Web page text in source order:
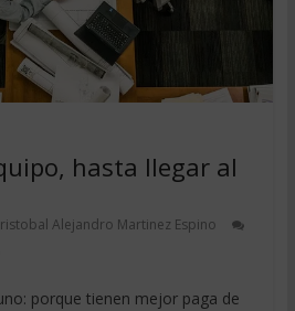
hasta llegar al
Alejandro Martinez Espino
porque tienen mejor paga de